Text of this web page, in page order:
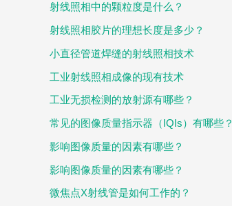
射线照相中的颗粒度是什么？
射线照相胶片的理想长度是多少？
小直径管道焊缝的射线照相技术
工业射线照相成像的现有技术
工业无损检测的放射源有哪些？
常见的图像质量指示器（IQIs）有哪些？
影响图像质量的因素有哪些？
影响图像质量的因素有哪些？
微焦点X射线管是如何工作的？